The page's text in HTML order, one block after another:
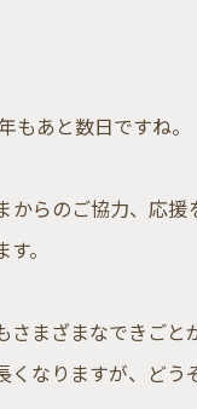
もあと数日ですね。
からのご協力、応援
。
さまざまなできごと
くなりますが、どう